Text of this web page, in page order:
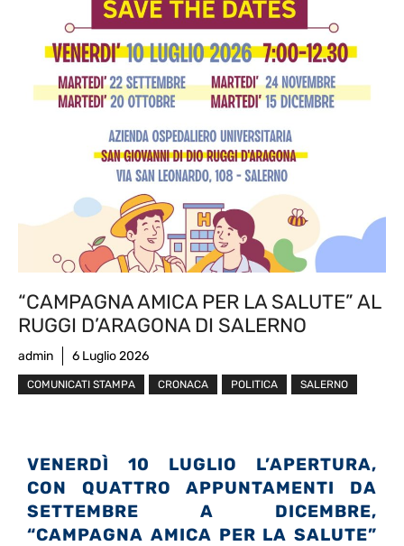
“CAMPAGNA AMICA PER LA SALUTE” AL
RUGGI D’ARAGONA DI SALERNO
admin 6 Luglio 2026
COMUNICATI STAMPA CRONACA POLITICA SALERNO
VENERDÌ 10 LUGLIO L’APERTURA,
CON QUATTRO APPUNTAMENTI DA
SETTEMBRE A DICEMBRE,
“CAMPAGNA AMICA PER LA SALUTE”